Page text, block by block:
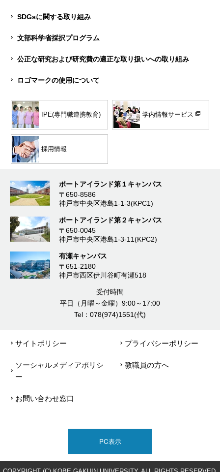
SDGsに関する取り組み
文部科学省採択プログラム
公正な研究および研究費の適正な取り扱いへの取り組み
ロゴマークの使用について
IPE(専門職連携教育) 学内情報サービス
採用情報
ポートアイランド第１キャンパス
〒650-8586
神戸市中央区港島1-1-3(KPC1)
ポートアイランド第２キャンパス
〒650-0045
神戸市中央区港島1-3-11(KPC2)
有瀬キャンパス
〒651-2180
神戸市西区伊川谷町有瀬518
受付時間
平日（月曜～金曜）9:00～17:00
Tel：078(974)1551(代)
サイトポリシー プライバシーポリシー
ソーシャルメディアポリシ
ー
教職員の方へ
お問い合わせ窓口
PC表示